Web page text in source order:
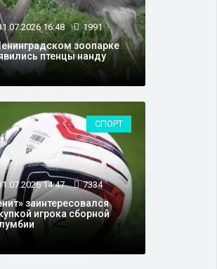
16:48 1991
зоопарке
птенцы нанду
СПОРТ
14:47 7334
заинтересовался
игрока сборной